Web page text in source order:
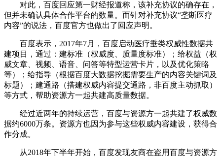
对此，百度回应第一财经报道称，该补充协议的确存在，
但并未确认具体合作平台的数量。而针对补充协议“垄断医疗
内容”的说法，百度官方也做出了回应声明。
百度表示，2017年7月，百度启动医疗垂类权威性数据共
建项目，通过：建标准（权威度、质量度标准）；给权益（权
威文章、视频、语音、问答等特型运营卡片，以及优化策略
等）；给指导（根据百度大数据挖掘需要生产的内容关键词及
标题）；建通路（搭建权威内容提交通路，非百度主动抓取）
等方式，帮助资源方一起共建高质量数据。
经过近两年的持续运营，百度与资源方一起共建了权威数
据约6000万条。资源方也因为参与这些权威内容建设，获得合
作分成。
从2018年下半年开始，百度发现友商在盗用百度与资源方